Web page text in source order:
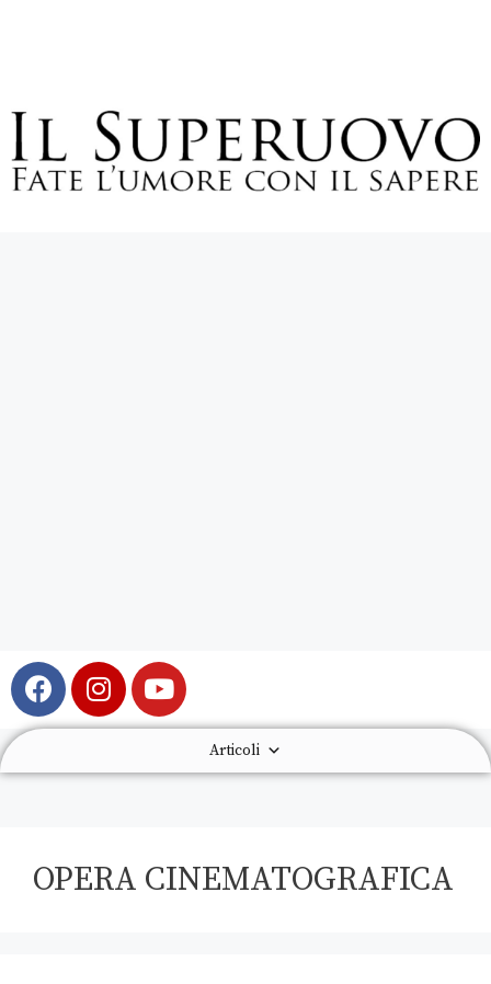
Articoli
OPERA CINEMATOGRAFICA